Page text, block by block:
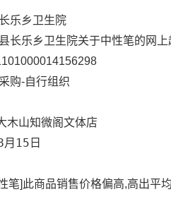
乐乡卫生院
长乐乡卫生院关于中性笔的网
购-自行组织
木山知微阁文体店
15日
笔]此商品销售价格偏高,高出平